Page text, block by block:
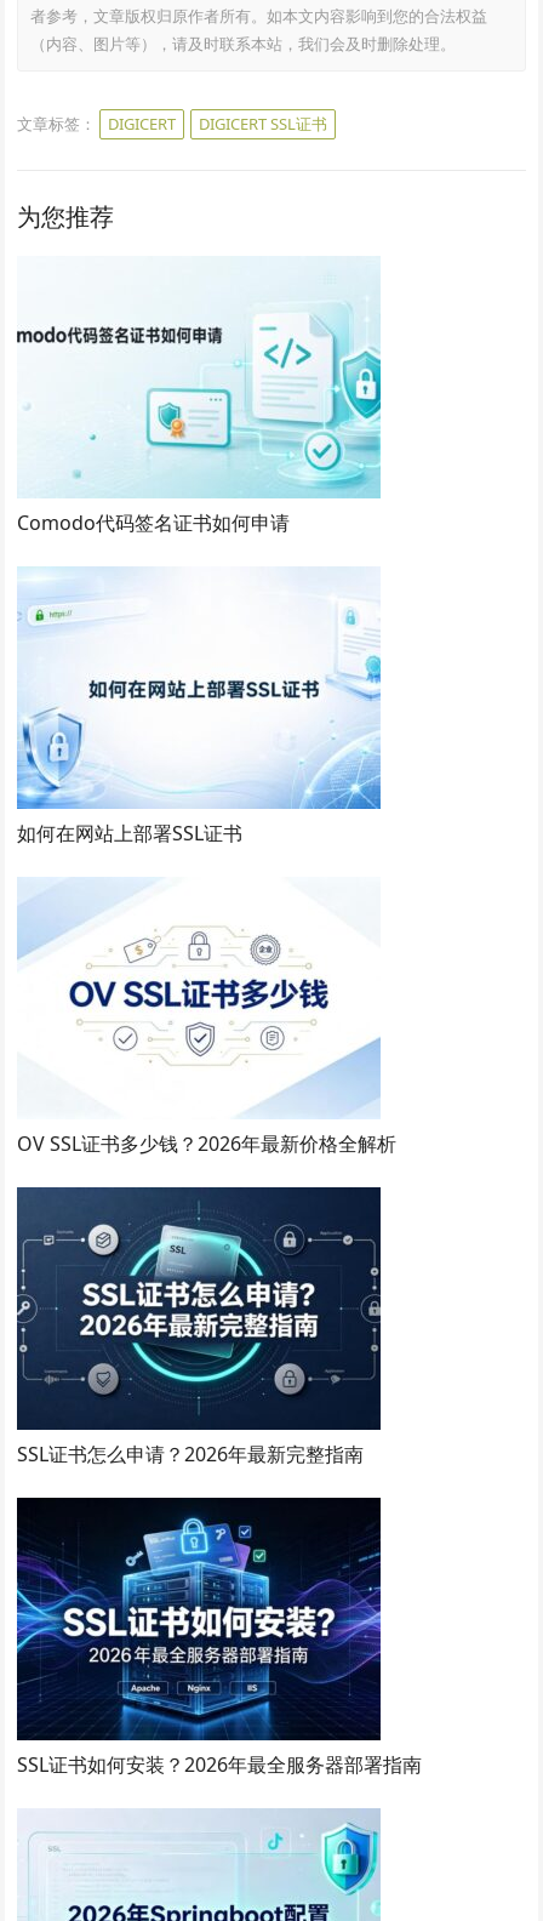
者参考，文章版权归原作者所有。如本文内容影响到您的合法权益
（内容、图片等），请及时联系本站，我们会及时删除处理。
文章标签： DIGICERT DIGICERT SSL证书
为您推荐
Comodo代码签名证书如何申请
如何在网站上部署SSL证书
OV SSL证书多少钱？2026年最新价格全解析
SSL证书怎么申请？2026年最新完整指南
SSL证书如何安装？2026年最全服务器部署指南